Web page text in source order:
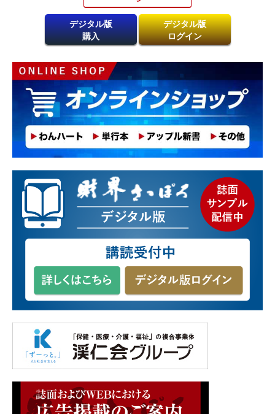
デジタル版
購入
デジタル版
ログイン